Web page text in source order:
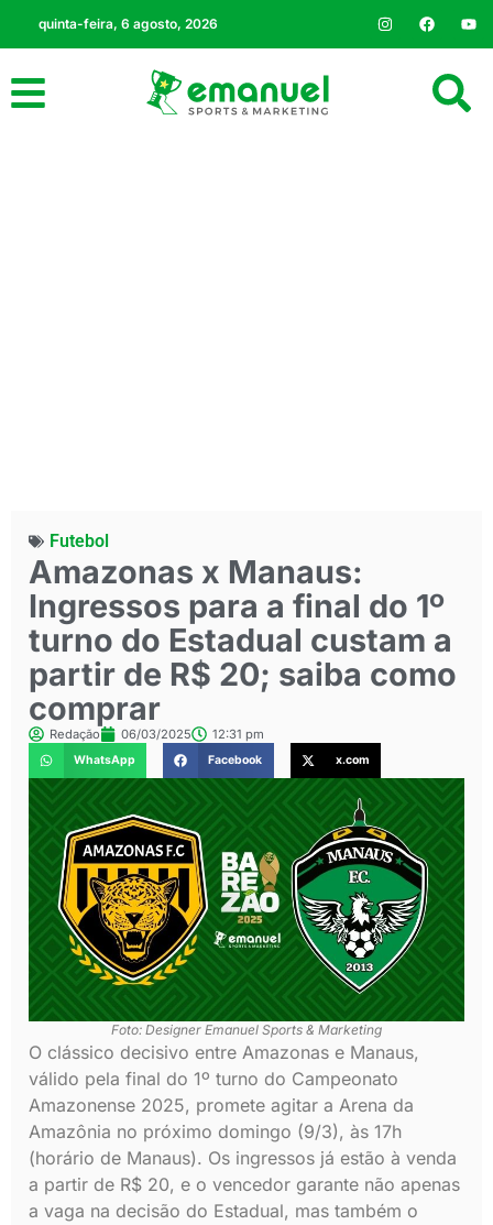
quinta-feira, 6 agosto, 2026
Futebol
Amazonas x Manaus:
Ingressos para a final do 1º
turno do Estadual custam a
partir de R$ 20; saiba como
comprar
Redação 06/03/2025 12:31 pm
WhatsApp Facebook x.com
Foto: Designer Emanuel Sports & Marketing
O clássico decisivo entre Amazonas e Manaus,
válido pela final do 1º turno do Campeonato
Amazonense 2025, promete agitar a Arena da
Amazônia no próximo domingo (9/3), às 17h
(horário de Manaus). Os ingressos já estão à venda
a partir de R$ 20, e o vencedor garante não apenas
a vaga na decisão do Estadual, mas também o